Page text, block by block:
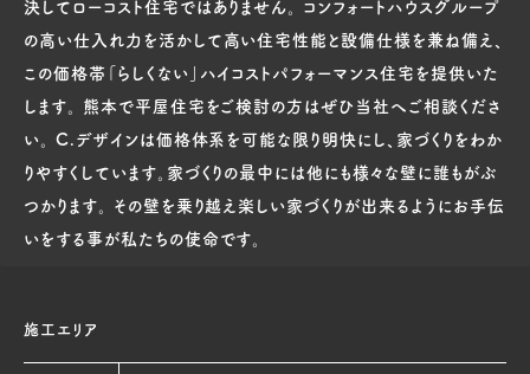
決してローコスト住宅ではありません。 コンフォートハウスグループ
の高い仕入れ力を活かして高い住宅性能と設備仕様を兼ね備え、
この価格帯「らしくない」ハイコストパフォーマンス住宅を提供いた
します。 熊本で平屋住宅をご検討の方はぜひ当社へご相談くださ
い。 C.デザインは価格体系を可能な限り明快にし、家づくりをわか
りやすくしています。家づくりの最中には他にも様々な壁に誰もがぶ
つかります。 その壁を乗り越え楽しい家づくりが出来るようにお手伝
いをする事が私たちの使命です。
施工エリア